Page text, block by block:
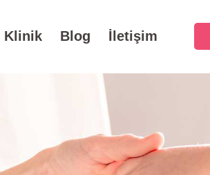
Klinik Blog İletişim